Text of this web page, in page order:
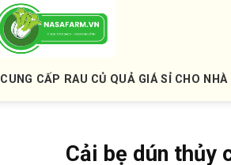
CUNG CẤP RAU CỦ QUẢ GIÁ SỈ CHO NHÀ
Cải bẹ dún thủy